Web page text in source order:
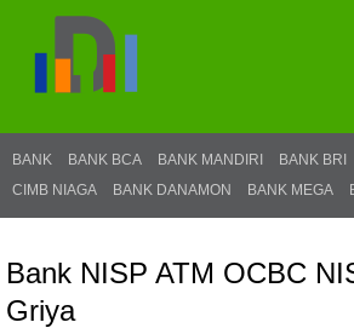
BANK BANK BCA BANK MANDIRI BANK BRI
CIMB NIAGA
BANK DANAMON BANK MEGA
Bank NISP ATM OCBC
Griya